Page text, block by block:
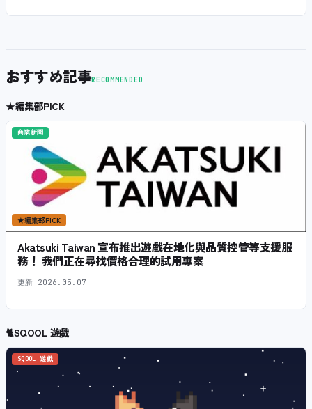
おすすめ記事RECOMMENDED
★編集部PICK
商業新聞
★編集部PICK
Akatsuki Taiwan 宣布推出遊戲在地化與品質控管等支援服
務！ 我們正在尋找價格合理的試用專案
更新 2026.05.07
🐈SQOOL 遊戲
SQOOL 遊戲